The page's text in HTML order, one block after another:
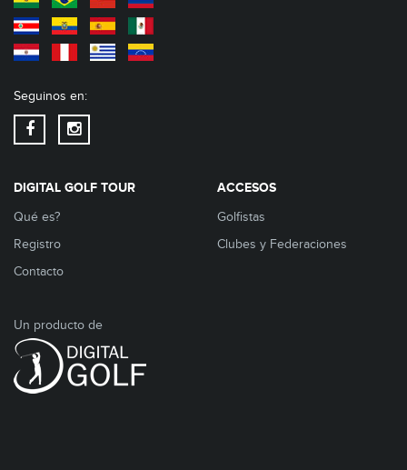
Seguinos en:
DIGITAL GOLF TOUR
Qué es?
Registro
Contacto
ACCESOS
Golfistas
Clubes y Federaciones
Un producto de